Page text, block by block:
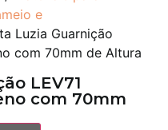
e
Luzia Guarnição
com 70mm de Altura
LEV71
com 70mm